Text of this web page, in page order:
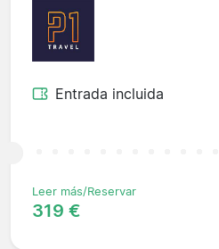
Entrada incluida
Leer más/Reservar
319 €